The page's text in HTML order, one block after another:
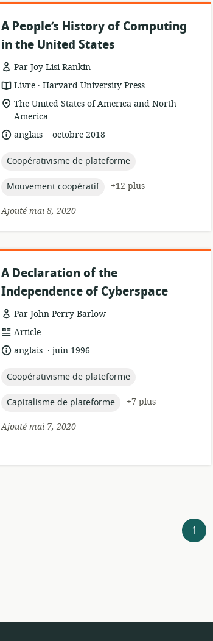
A People’s History of Computing
in the United States
Par Joy Lisi Rankin
Format
de
ressource:
Livre .
éditeur:
Harvard University Press
Lieu
de
pertinence:
The United States of America and North
America
langue:
anglais .
date
publication:
octobre 2018
topic:
Coopérativisme de plateforme
topic:
Mouvement coopératif
+12 plus
Ajouté mai 8, 2020
A Declaration of the
Independence of Cyberspace
Par John Perry Barlow
Format
ressource:
Article
langue:
anglais .
date
publication:
juin 1996
topic:
Coopérativisme de plateforme
topic:
Capitalisme de plateforme
+7 plus
Ajouté mai 7, 2020
1